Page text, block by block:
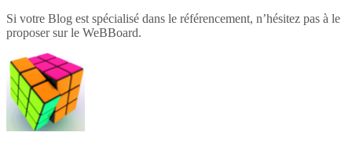
Si votre Blog est spécialisé dans le référencement, n’hésitez pas à le
proposer sur le WeBBoard.